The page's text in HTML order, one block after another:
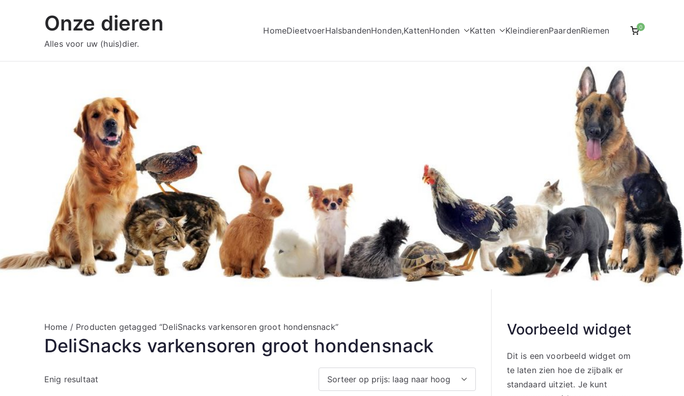
Onze dieren
Alles voor uw (huis)dier.
HomeDieetvoerHalsbandenHonden,KattenHonden Katten KleindierenPaardenRiemen 0
Home / Producten getagged “DeliSnacks varkensoren groot hondensnack”
DeliSnacks varkensoren groot hondensnack
Enig resultaat
Voorbeeld widget
Dit is een voorbeeld widget om
te laten zien hoe de zijbalk er
standaard uitziet. Je kunt